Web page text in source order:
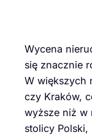
Wycena
się znacznie
W większych
czy Kraków,
wyższe niż w
stolicy